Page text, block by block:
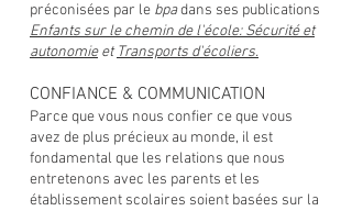
préconisées par le bpadans ses publications
Enfants sur le chemin de l'école: Sécurité et
autonomieetTransports d'écoliers.
CONFIANCE & COMMUNICATION
Parce que vous nous confier ce que vous
avez de plus précieux au monde, il est
fondamental que les relations que nous
entretenons avec les parents et les
établissement scolaires soient basées sur la